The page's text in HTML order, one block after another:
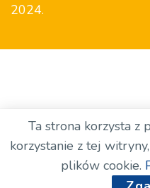
2024.
Ta strona korzysta z
korzystanie z tej
plików cookie.